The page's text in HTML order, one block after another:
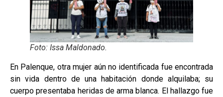
Foto: Issa Maldonado.
En Palenque, otra mujer aún no identificada fue encontrada
sin vida dentro de una habitación donde alquilaba; su
cuerpo presentaba heridas de arma blanca. El hallazgo fue